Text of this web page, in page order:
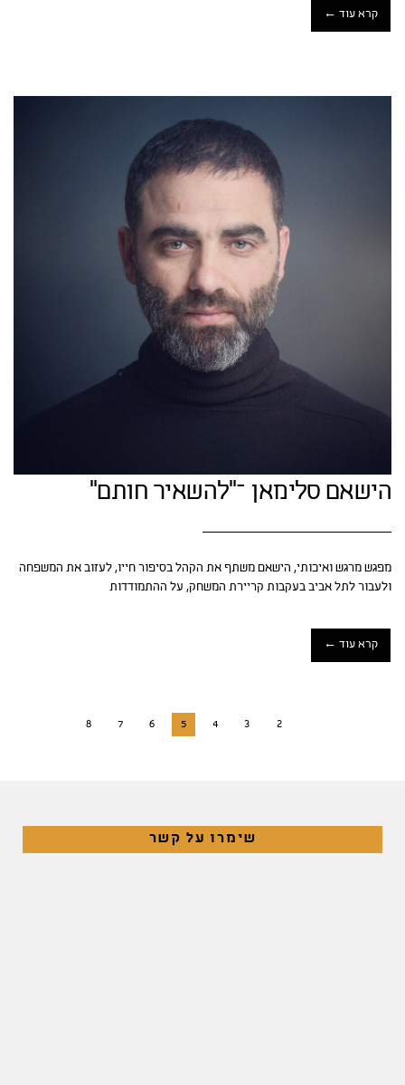
קרא עוד ←
הישאם סלימאן –"להשאיר חותם"
מפגש מרגש ואיכותי, הישאם משתף את הקהל בסיפור חייו, לעזוב את המשפחה
ולעבור לתל אביב בעקבות קריירת המשחק, על ההתמודדות
קרא עוד ←
2
3
4
5
6
7
8
שימרו על קשר